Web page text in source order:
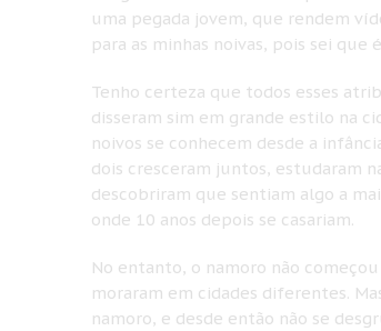
uma pegada jovem, que rendem
para as minhas noivas, pois sei
Tenho certeza que todos esses
disseram sim em grande estilo na
noivos se conhecem desde a
dois cresceram juntos, estudaram
descobriram que sentiam algo a
onde 10 anos depois se casariam.
No entanto, o namoro não
moraram em cidades diferentes.
namoro, e desde então não se